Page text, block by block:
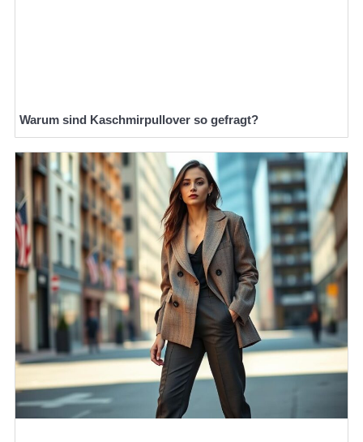
Warum sind Kaschmirpullover so gefragt?